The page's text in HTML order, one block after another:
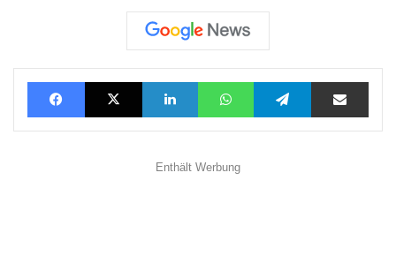
FacebookX LinkedInWhatsAppTelegramTeilen via E-Mail
Enthält Werbung